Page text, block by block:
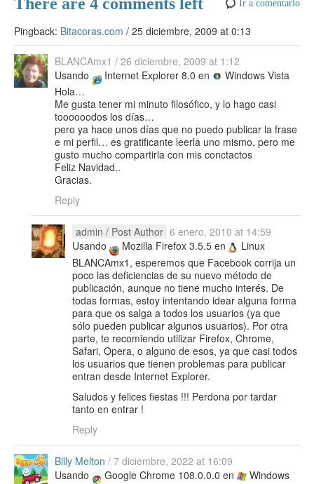
Ir a comentario
Pingback: Bitacoras.com / 25 diciembre, 2009 at 0:13
BLANCAmx1 / 26 diciembre, 2009 at 1:12
Usando
Internet Explorer 8.0 en
Windows Vista
Hola…
Me gusta tener mi minuto filosófico, y lo hago casi
toooooodos los días…
pero ya hace unos días que no puedo publicar la frase
e mi perfil… es gratificante leerla uno mismo, pero me
gusto mucho compartirla con mis conctactos
Feliz Navidad..
Gracias.
Reply
admin / Post Author 6 enero, 2010 at 14:59
Usando
Mozilla Firefox 3.5.5 en
Linux
BLANCAmx1, esperemos que Facebook corrija un
poco las deficiencias de su nuevo método de
publicación, aunque no tiene mucho interés. De
todas formas, estoy intentando idear alguna forma
para que os salga a todos los usuarios (ya que
sólo pueden publicar algunos usuarios). Por otra
parte, te recomiendo utilizar Firefox, Chrome,
Safari, Opera, o alguno de esos, ya que casi todos
los usuarios que tienen problemas para publicar
entran desde Internet Explorer.
Saludos y felices fiestas !!! Perdona por tardar
tanto en entrar !
Reply
Billy Melton / 7 diciembre, 2022 at 16:09
Usando
Google Chrome 108.0.0.0 en
Windows